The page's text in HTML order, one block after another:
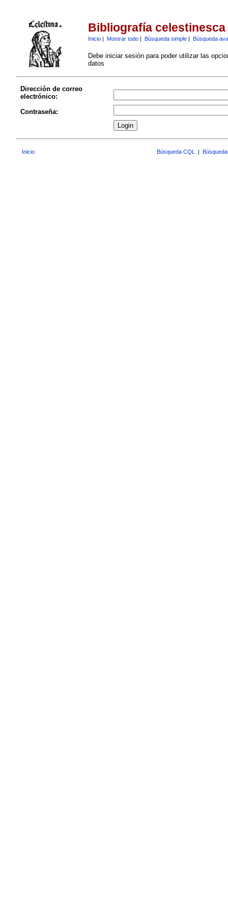
Bibliografía celestinesca
Inicio| Mostrar todo| Búsqueda simple| Búsqueda
Debe iniciar sesión para poder utilizar las
datos
Dirección de correo
electrónico:
Contraseña:
Inicio Búsqueda CQL |